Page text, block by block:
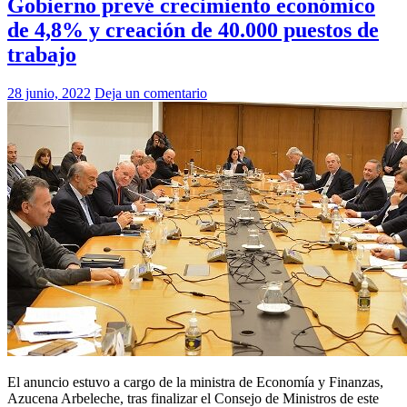
Gobierno prevé crecimiento económico
de 4,8% y creación de 40.000 puestos de
trabajo
28 junio, 2022 Deja un comentario
El anuncio estuvo a cargo de la ministra de Economía y Finanzas,
Azucena Arbeleche, tras finalizar el Consejo de Ministros de este